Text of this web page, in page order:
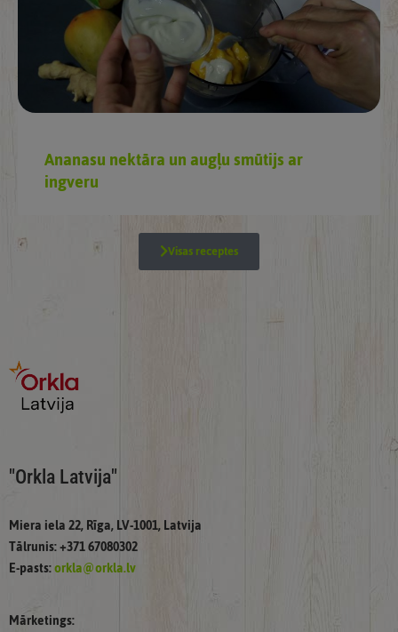
Ananasu nektāra un augļu smūtijs ar
ingveru
Visas receptes
"Orkla Latvija"
Miera iela 22, Rīga, LV-1001, Latvija
Tālrunis: +371 67080302
E-pasts:orkla@orkla.lv
Mārketings: